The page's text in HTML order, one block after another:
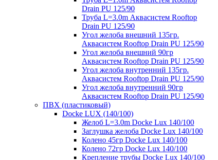
Drain PU 125/90
Труба L=3.0m Аквасистем Rooftop
Drain PU 125/90
Угол желоба внешний 135гр.
Аквасистем Rooftop Drain PU 125/90
Угол желоба внешний 90гр
Аквасистем Rooftop Drain PU 125/90
Угол желоба внутренний 135гр.
Аквасистем Rooftop Drain PU 125/90
Угол желоба внутренний 90гр
Аквасистем Rooftop Drain PU 125/90
ПВХ (пластиковый)
Docke LUX (140/100)
Желоб L=3.0m Docke Lux 140/100
Заглушка желоба Docke Lux 140/100
Колено 45гр Docke Lux 140/100
Колено 72гр Docke Lux 140/100
Крепление трубы Docke Lux 140/100